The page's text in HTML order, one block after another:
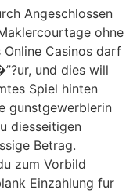
Angeschlossen
ohne
Online Casinos darf
und dies will
Spiel hinten
gunstgewerblerin
diesseitigen
Betrag.
zum Vorbild
Einzahlung fur